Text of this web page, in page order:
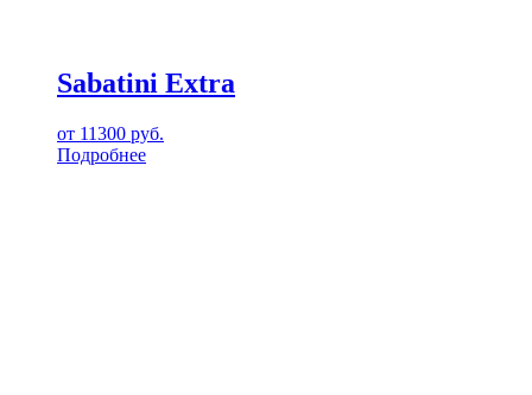
Sabatini Extra
от 11300 руб.
Подробнее